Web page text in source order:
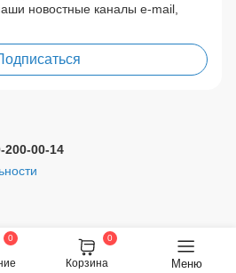
0
Корзина
0
Меню
новостные каналы e-mail,
200-00-14